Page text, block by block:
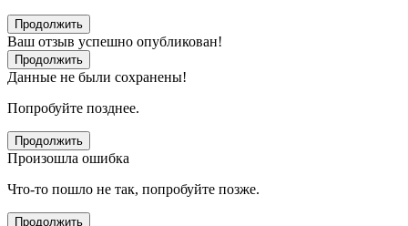
Продолжить
Ваш отзыв успешно опубликован!
Продолжить
Данные не были сохранены!
Попробуйте позднее.
Продолжить
Произошла ошибка
Что-то пошло не так, попробуйте позже.
Продолжить